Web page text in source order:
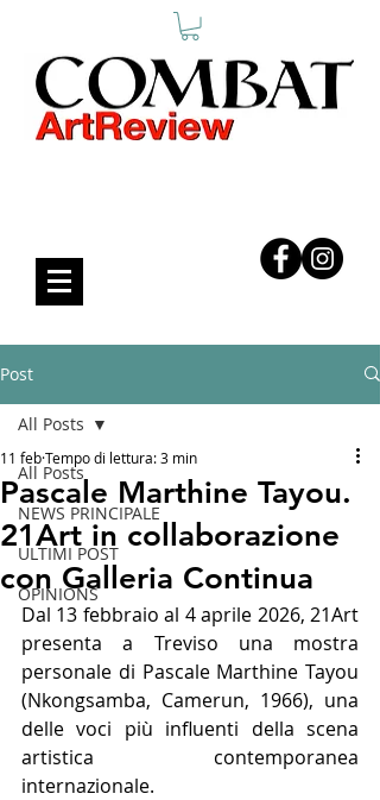
Post
All Posts
NEWS PRINCIPALE
ULTIMI POST
OPINIONS
All Posts
Pascale Marthine Tayou.
21Art in collaborazione
con Galleria Continua
11 febTempo di lettura: 3 min
Dal 13 febbraio al 4 aprile 2026, 21Art
presenta a Treviso una mostra
personale di Pascale Marthine Tayou
(Nkongsamba, Camerun, 1966), una
delle voci più influenti della scena
artistica contemporanea
internazionale.